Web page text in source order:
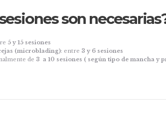
son
5 y 15 sesiones
(microblading): entre 3 y 6 sesiones
de 3 a 10 sesiones ( según tipo de mancha y